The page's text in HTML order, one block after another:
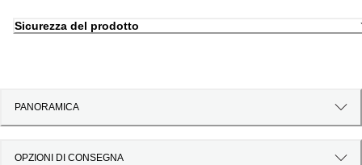
Sicurezza del prodotto
PANORAMICA
OPZIONI DI CONSEGNA